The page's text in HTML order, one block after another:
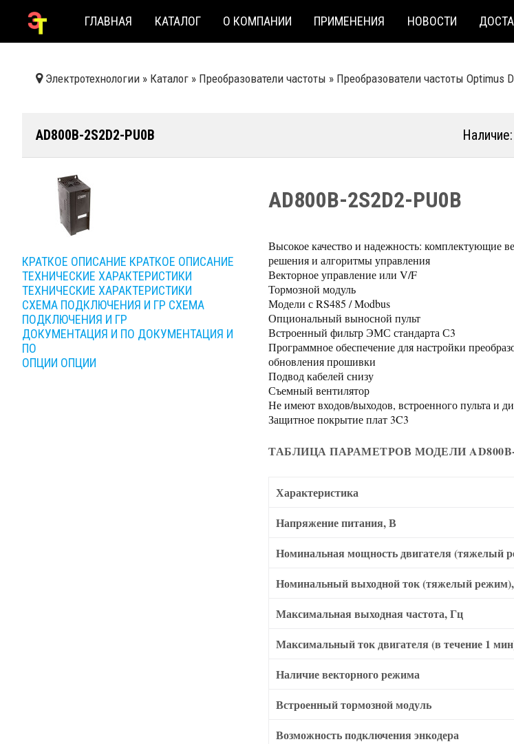
ГЛАВНАЯ КАТАЛОГ О КОМПАНИИ ПРИМЕНЕНИЯ НОВОСТИ
Электротехнологии » Каталог » Преобразователи частоты » Преобразователи частоты Optimus
AD800B-2S2D2-PU0B Наличие:
КРАТКОЕ ОПИСАНИЕ КРАТКОЕ ОПИСАНИЕ
ТЕХНИЧЕСКИЕ ХАРАКТЕРИСТИКИ
ТЕХНИЧЕСКИЕ ХАРАКТЕРИСТИКИ
СХЕМА ПОДКЛЮЧЕНИЯ И ГР СХЕМА
ПОДКЛЮЧЕНИЯ И ГР
ДОКУМЕНТАЦИЯ И ПО ДОКУМЕНТАЦИЯ И
ПО
ОПЦИИ ОПЦИИ
AD800B-2S2D2-PU0B
Высокое качество и надежность: комплектующие
решения и алгоритмы управления
Векторное управление или V/F
Тормозной модуль
Модели с RS485 / Modbus
Опциональный выносной пульт
Встроенный фильтр ЭМС стандарта С3
Программное обеспечение для настройки
обновления прошивки
Подвод кабелей снизу
Съемный вентилятор
Не имеют входов/выходов, встроенного пульта и
Защитное покрытие плат 3C3
ТАБЛИЦА ПАРАМЕТРОВ МОДЕЛИ AD800B-
Характеристика
Напряжение питания, В
Номинальная мощность двигателя (тяжелый
Номинальный выходной ток (тяжелый
Максимальная выходная частота, Гц
Максимальный ток двигателя (в течение 1
Наличие векторного режима
Встроенный тормозной модуль
Возможность подключения энкодера